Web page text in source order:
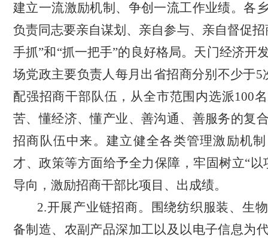
建立一流激励机制、争创一流工作业绩。各
负责同志要亲自谋划、亲自参与、亲自督促招
手抓”和“抓一把手”的良好格局。天门经济开
场党政主要负责人每月出省招商分别不少于5
配强招商干部队伍，从全市范围内选派100
苦、懂经济、懂产业、善沟通、善服务的复
招商队伍中来。建立健全各类管理激励机
才、政策等方面给予全力保障，牢固树立“以
导向，激励招商干部比项目、出成绩。
2.开展产业链招商。围绕纺织服装、生
备制造、农副产品深加工以及以电子信息为